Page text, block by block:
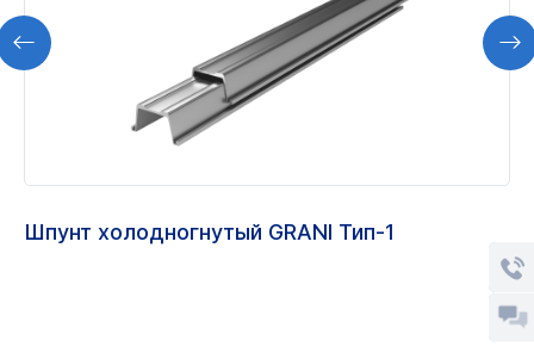
Шпунт холодногнутый GRANI Тип-1